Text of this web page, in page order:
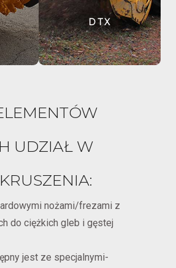
DTX
UDZIAŁ W
nożami/frezami z
do ciężkich gleb i gęstej
jest ze specjalnymi-